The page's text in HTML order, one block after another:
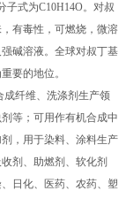
式为C10H14O。对叔
有毒性，可燃烧，微溶
碱溶液。全球对叔丁基
要的地位。
纤维、洗涤剂生产领
等；可用作有机合成中
，用于染料、涂料生产
剂、助燃剂、软化剂
日化、医药、农药、塑